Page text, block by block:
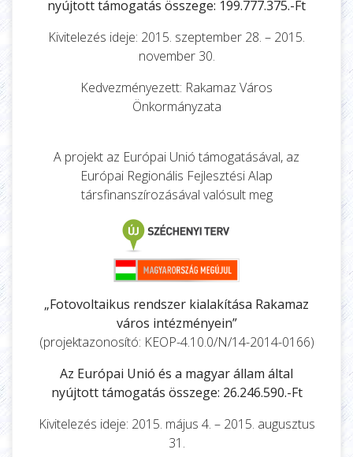
nyújtott támogatás összege: 199.777.375.-Ft
Kivitelezés ideje: 2015. szeptember 28. – 2015.
november 30.
Kedvezményezett: Rakamaz Város
Önkormányzata
A projekt az Európai Unió támogatásával, az
Európai Regionális Fejlesztési Alap
társfinanszírozásával valósult meg
„Fotovoltaikus rendszer kialakítása Rakamaz
város intézményein”
(projektazonosító: KEOP-4.10.0/N/14-2014-0166)
Az Európai Unió és a magyar állam által
nyújtott támogatás összege: 26.246.590.-Ft
Kivitelezés ideje: 2015. május 4. – 2015. augusztus
31.